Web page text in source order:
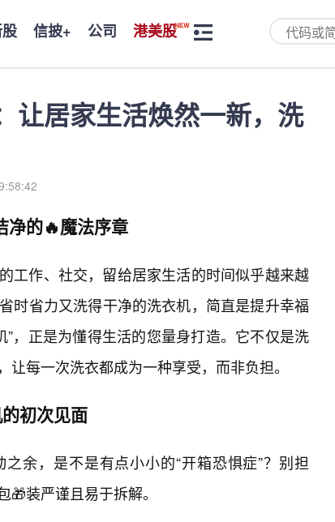
信披+ 公司 港美股
让居家生活焕然一新，洗
净的🔥魔法序章
工作、社交，留给居家生活的时间似乎越来越
时省力又洗得干净的洗衣机，简直是提升幸福
，正是为懂得生活的您量身打造。它不仅是洗
每一次洗衣都成为一种享受，而非负担。
初次见面
余，是不是有点小小的“开箱恐惧症”？别担
装严谨且易于拆解。